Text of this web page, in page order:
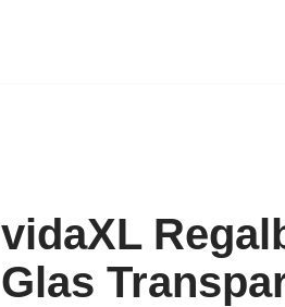
vidaXL
Glas